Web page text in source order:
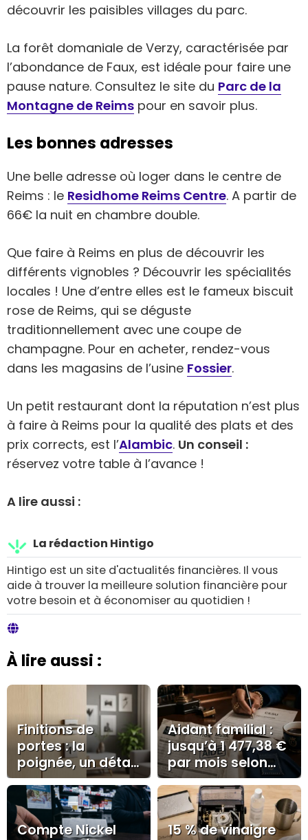
découvrir les paisibles villages du parc.
La forêt domaniale de Verzy, caractérisée par
l’abondance de Faux, est idéale pour faire une
pause nature. Consultez le site du Parc de la
Montagne de Reims pour en savoir plus.
Les bonnes adresses
Une belle adresse où loger dans le centre de
Reims : le Residhome Reims Centre. A partir de
66€ la nuit en chambre double.
Que faire à Reims en plus de découvrir les
différents vignobles ? Découvrir les spécialités
locales ! Une d’entre elles est le fameux biscuit
rose de Reims, qui se déguste
traditionnellement avec une coupe de
champagne. Pour en acheter, rendez-vous
dans les magasins de l’usine Fossier.
Un petit restaurant dont la réputation n’est plus
à faire à Reims pour la qualité des plats et des
prix corrects, est l’Alambic. Un conseil :
réservez votre table à l’avance !
A lire aussi :
La rédaction Hintigo
Hintigo est un site d'actualités financières. Il vous
aide à trouver la meilleure solution financière pour
votre besoin et à économiser au quotidien !
À lire aussi :
Finitions de
portes : la
poignée, un détail
qui valorise la
décoration
Aidant familial :
jusqu’à 1 477,38 €
par mois selon
l’AJPA, la PCH ou
le CESU
Compte Nickel
15 % de vinaigre